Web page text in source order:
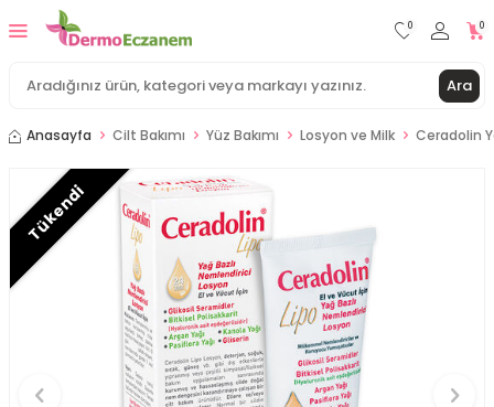
Ara
0 0
Anasayfa Cilt Bakımı Yüz Bakımı Losyon ve Milk Ceradolin
Tükendi